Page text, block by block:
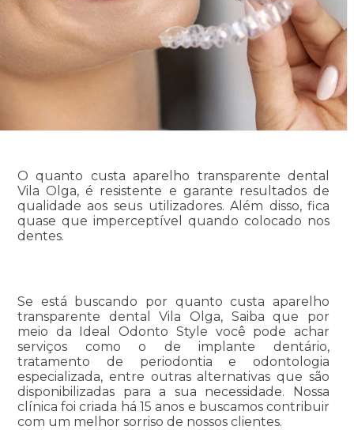
O quanto custa aparelho transparente dental
Vila Olga, é resistente e garante resultados de
qualidade aos seus utilizadores. Além disso, fica
quase que imperceptível quando colocado nos
dentes.
Se está buscando por quanto custa aparelho
transparente dental Vila Olga, Saiba que por
meio da Ideal Odonto Style você pode achar
serviços como o de implante dentário,
tratamento de periodontia e odontologia
especializada, entre outras alternativas que são
disponibilizadas para a sua necessidade. Nossa
clínica foi criada há 15 anos e buscamos contribuir
com um melhor sorriso de nossos clientes.